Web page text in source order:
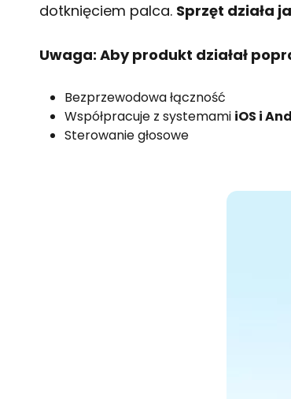
dotknięciem palca. Sprzęt działa
Uwaga: Aby produkt działał
Bezprzewodowa łączność
Współpracuje z systemami iOS i
Sterowanie głosowe